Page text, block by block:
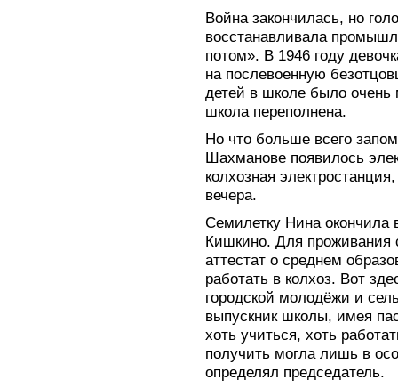
Война закончилась, но
восстанавливала
потом». В 1946 году
на послевоенную
детей в школе было
школа переполнена.
Но что больше всего
Шахманове появилось
колхозная
вечера.
Семилетку Нина
Кишкино. Для проживания
аттестат о среднем
работать в колхоз. Вот
городской молодёжи и
выпускник школы, имея
хоть учиться, хоть
получить могла лишь в
определял председатель.